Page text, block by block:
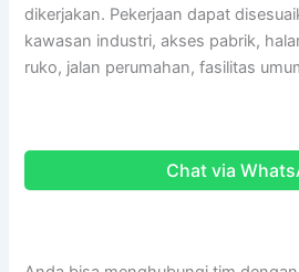
dikerjakan. Pekerjaan dapat
kawasan industri, akses pabrik,
ruko, jalan perumahan, fasilitas
Chat via